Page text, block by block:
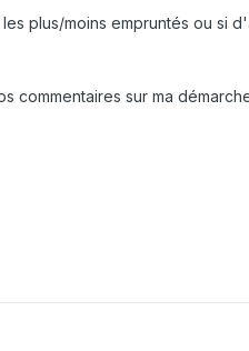
plus/moins empruntés ou si
commentaires sur ma